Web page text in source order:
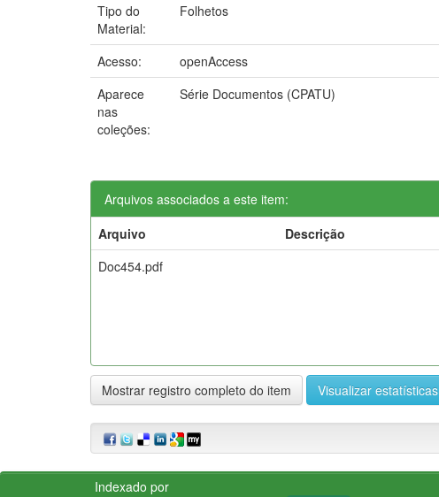
Tipo do
Material:
Folhetos
Acesso:
openAccess
Aparece
nas
coleções:
Série Documentos (CPATU)
Arquivos associados a este item:
Arquivo
Descrição
Doc454.pdf
Mostrar registro completo do item Visualizar estatísticas
Indexado por